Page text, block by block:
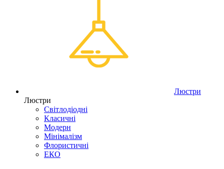
Люстри
Люстри
Світлодіодні
Класичні
Модерн
Мінімалізм
Флористичні
ЕКО